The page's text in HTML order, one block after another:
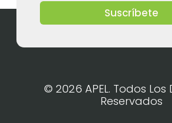
Suscríbete
© 2026 APEL. Todos Los
Reservados